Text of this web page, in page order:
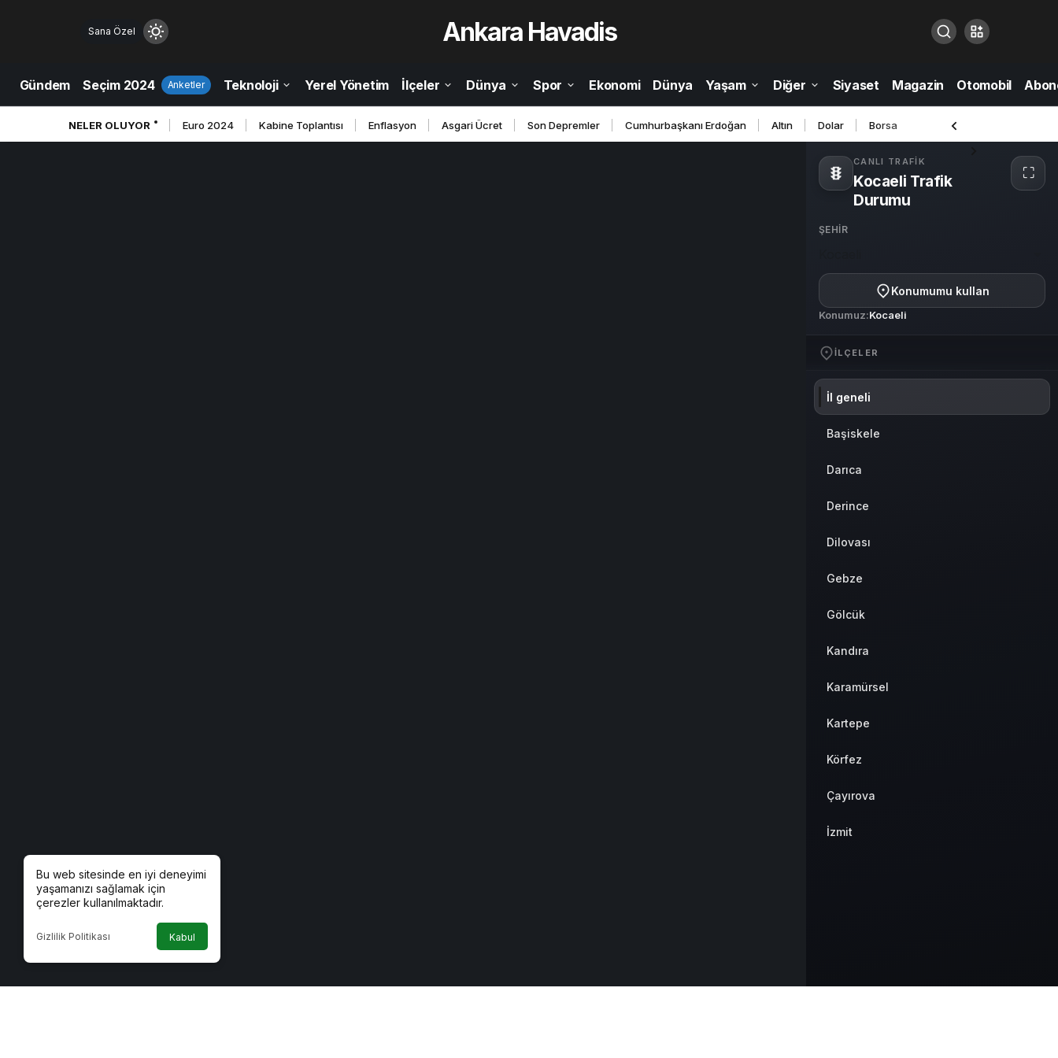
Sana Özel
Mod
Modu
Ankara Havadis
Gündem Seçim 2024 Anketler Teknoloji Yerel Yönetim İlçeler Dünya Spor Ekonomi Dünya Yaşam Diğer Siyaset Magazin Otomobil
NELER OLUYOR Euro 2024 Kabine Toplantısı Enflasyon Asgari Ücret Son Depremler Cumhurbaşkanı Erdoğan Altın Dolar Borsa
CANLI TRAFIK
Kocaeli Trafik
Durumu
⛶
Tam
ŞEHIR
Konumumu kullan
Konumuz:Kocaeli
İLÇELER
İl geneli
Başiskele
Darıca
Derince
Dilovası
Gebze
Gölcük
Kandıra
Karamürsel
Kartepe
Körfez
Çayırova
İzmit
Bu web sitesinde en iyi deneyimi
yaşamanızı sağlamak için
çerezler kullanılmaktadır.
Gizlilik Politikası Kabul